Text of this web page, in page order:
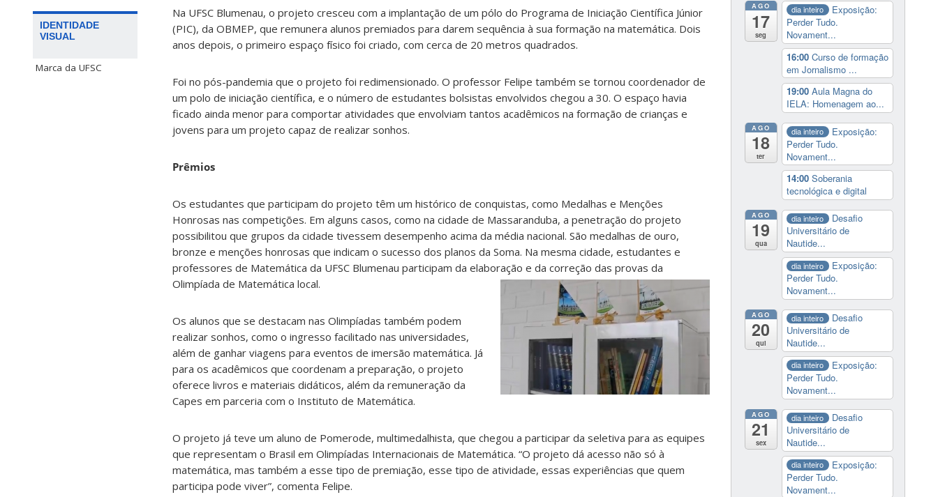
IDENTIDADE
VISUAL
Marca da UFSC
Na UFSC Blumenau, o projeto cresceu com a implantação de um pólo do Programa de Iniciação Científica Júnior
(PIC), da OBMEP, que remunera alunos premiados para darem sequência à sua formação na matemática. Dois
anos depois, o primeiro espaço físico foi criado, com cerca de 20 metros quadrados.
Foi no pós-pandemia que o projeto foi redimensionado. O professor Felipe também se tornou coordenador de
um polo de iniciação científica, e o número de estudantes bolsistas envolvidos chegou a 30. O espaço havia
ficado ainda menor para comportar atividades que envolviam tantos acadêmicos na formação de crianças e
jovens para um projeto capaz de realizar sonhos.
Prêmios
Os estudantes que participam do projeto têm um histórico de conquistas, como Medalhas e Menções
Honrosas nas competições. Em alguns casos, como na cidade de Massaranduba, a penetração do projeto
possibilitou que grupos da cidade tivessem desempenho acima da média nacional. São medalhas de ouro,
bronze e menções honrosas que indicam o sucesso dos planos da Soma. Na mesma cidade, estudantes e
professores de Matemática da UFSC Blumenau participam da elaboração e da correção das provas da
Olimpíada de Matemática local.
Os alunos que se destacam nas Olimpíadas também podem
realizar sonhos, como o ingresso facilitado nas universidades,
além de ganhar viagens para eventos de imersão matemática. Já
para os acadêmicos que coordenam a preparação, o projeto
oferece livros e materiais didáticos, além da remuneração da
Capes em parceria com o Instituto de Matemática.
O projeto já teve um aluno de Pomerode, multimedalhista, que chegou a participar da seletiva para as equipes
que representam o Brasil em Olimpíadas Internacionais de Matemática. “O projeto dá acesso não só à
matemática, mas também a esse tipo de premiação, esse tipo de atividade, essas experiências que quem
participa pode viver”, comenta Felipe.
AGO
17
seg
dia inteiro
Exposição:
Perder Tudo.
Novament...
16:00 Curso de formação
em Jornalismo ...
19:00 Aula Magna do
IELA: Homenagem ao...
AGO
18
ter
dia inteiro
Exposição:
Perder Tudo.
Novament...
14:00 Soberania
tecnológica e digital
AGO
19
qua
dia inteiro
Desafio
Universitário de
Nautide...
dia inteiro
Exposição:
Perder Tudo.
Novament...
AGO
20
qui
dia inteiro
Desafio
Universitário de
Nautide...
dia inteiro
Exposição:
Perder Tudo.
Novament...
AGO
21
sex
dia inteiro
Desafio
Universitário de
Nautide...
dia inteiro
Exposição:
Perder Tudo.
Novament...